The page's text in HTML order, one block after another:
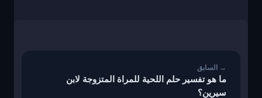
ما هو تفسير حلم اللحية للمراة المتزوجة لابن
سيرين؟